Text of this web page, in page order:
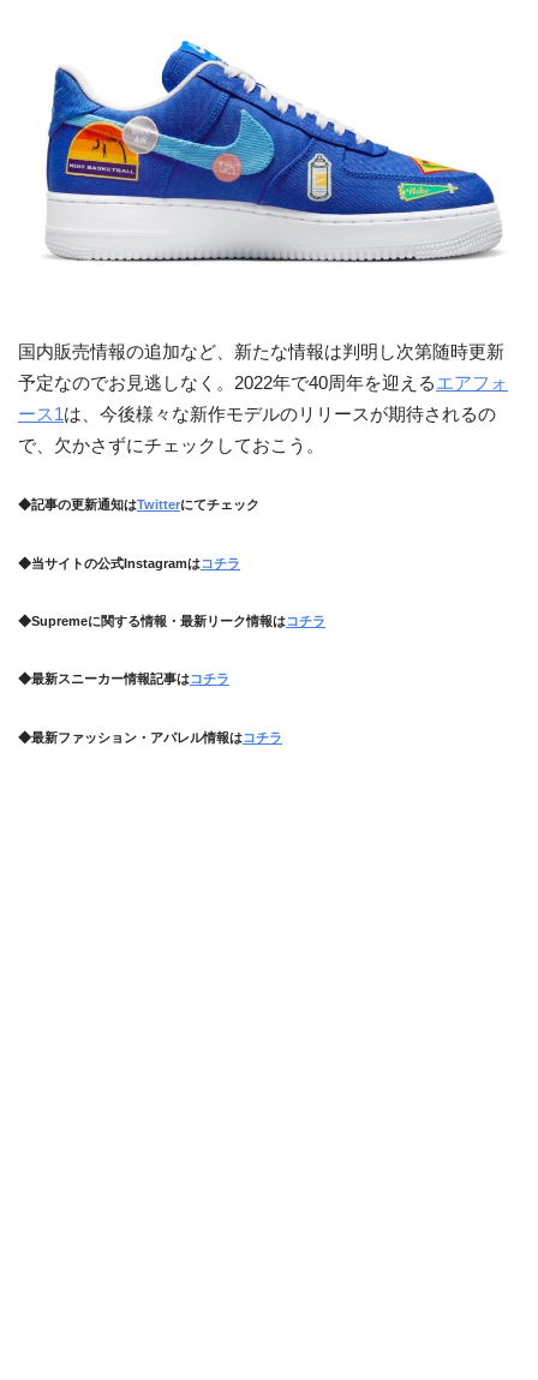
国内販売情報の追加など、新たな情報は判明し次第随時更新
予定なのでお見逃しなく。2022年で40周年を迎えるエアフォ
ース1 は、今後様々な新作モデルのリリースが期待されるの
で、欠かさずにチェックしておこう。
◆記事の更新通知はTwitterにてチェック
◆当サイトの公式Instagramはコチラ
◆Supremeに関する情報・最新リーク情報はコチラ
◆最新スニーカー情報記事はコチラ
◆最新ファッション・アパレル情報はコチラ